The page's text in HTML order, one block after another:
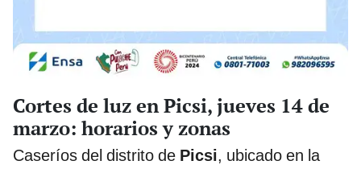
Cortes de luz en Picsi, jueves 14 de
marzo: horarios y zonas
Caseríos del distrito de Picsi, ubicado en la